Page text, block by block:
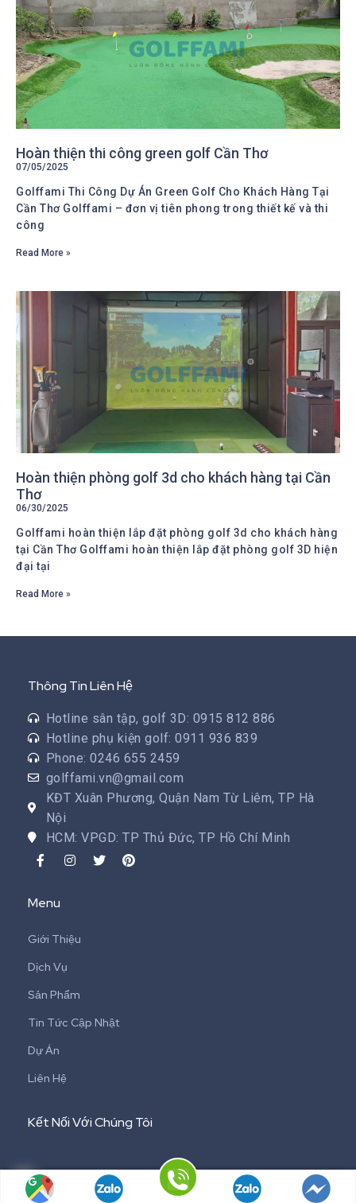
Hoàn thiện thi công green golf Cần Thơ
07/05/2025
Golffami Thi Công Dự Án Green Golf Cho Khách Hàng Tại
Cần Thơ Golffami – đơn vị tiên phong trong thiết kế và thi
công
Read More »
Hoàn thiện phòng golf 3d cho khách hàng tại Cần
Thơ
06/30/2025
Golffami hoàn thiện lắp đặt phòng golf 3d cho khách hàng
tại Cần Thơ Golffami hoàn thiện lắp đặt phòng golf 3D hiện
đại tại
Read More »
Thông Tin Liên Hệ
Hotline sân tập, golf 3D: 0915 812 886
Hotline phụ kiện golf: 0911 936 839
Phone: 0246 655 2459
golffami.vn@gmail.com
KĐT Xuân Phương, Quận Nam Từ Liêm, TP Hà
Nội
HCM: VPGD: TP Thủ Đức, TP Hồ Chí Minh
Menu
Giới Thiệu
Dịch Vụ
Sản Phẩm
Tin Tức Cập Nhật
Dự Án
Liên Hệ
Kết Nối Với Chúng Tôi